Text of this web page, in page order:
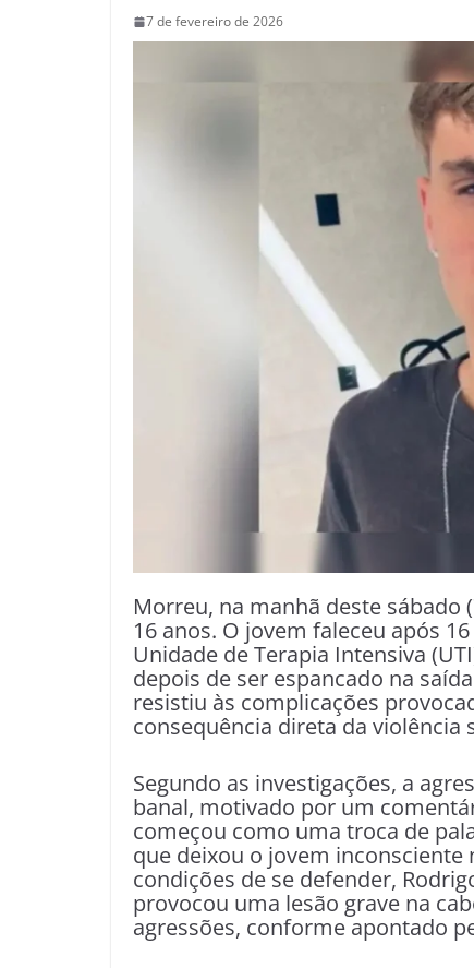
7 de fevereiro de 2026
Morreu, na manhã deste sábado
16 anos. O jovem faleceu após
Unidade de Terapia Intensiva
depois de ser espancado na
resistiu às complicações
consequência direta da violência
Segundo as investigações, a
banal, motivado por um
começou como uma troca de
que deixou o jovem inconsciente
condições de se defender,
provocou uma lesão grave na
agressões, conforme apontado